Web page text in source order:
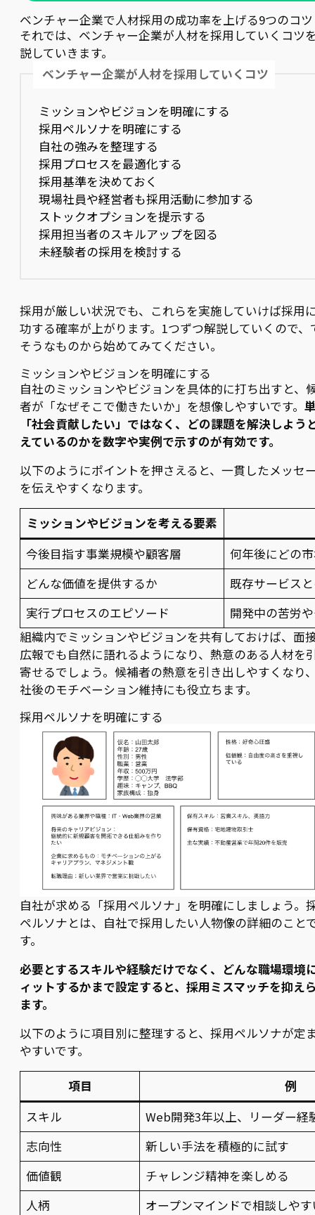
ベンチャー企業で人材採用の成功率を上げる9つのコツ
それでは、ベンチャー企業が人材を採用していくコツ
説していきます。
ベンチャー企業が人材を採用していくコツ
ミッションやビジョンを明確にする
採用ペルソナを明確にする
自社の強みを整理する
採用プロセスを最適化する
採用基準を決めておく
現場社員や経営者も採用活動に参加する
ストックオプションを提示する
採用担当者のスキルアップを図る
未経験者の採用を検討する
採用が厳しい状況でも、これらを実施していけば採用
功する確率が上がります。1つずつ解説していくので、
そうなものから始めてみてください。
ミッションやビジョンを明確にする
自社のミッションやビジョンを具体的に打ち出すと、
者が「なぜそこで働きたいか」を想像しやすいです。
「社会貢献したい」ではなく、どの課題を解決しよう
えているのかを数字や実例で示すのが有効です。
以下のようにポイントを押さえると、一貫したメッセ
を伝えやすくなります。
ミッションやビジョンを考える要素
今後目指す事業規模や顧客層
何年後にどの
どんな価値を提供するか
既存サービス
実行プロセスのエピソード
開発中の苦労
組織内でミッションやビジョンを共有しておけば、面
広報でも自然に語れるようになり、熱意のある人材を
寄せるでしょう。候補者の熱意を引き出しやすくなり
社後のモチベーション維持にも役立ちます。
採用ペルソナを明確にする
自社が求める「採用ペルソナ」を明確にしましょう。
ペルソナとは、自社で採用したい人物像の詳細のこと
す。
必要とするスキルや経験だけでなく、どんな職場環境
ィットするかまで設定すると、採用ミスマッチを抑え
ます。
以下のように項目別に整理すると、採用ペルソナが定
やすいです。
項目
例
スキル
Web開発3年以上、リーダー経
志向性
新しい手法を積極的に試す
価値観
チャレンジ精神を楽しめる
人柄
オープンマインドで相談しや